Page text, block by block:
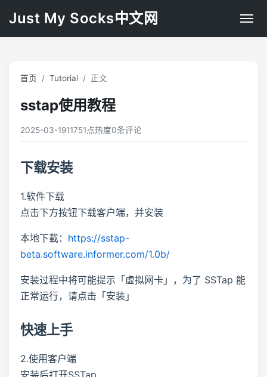
Just My Socks中文网
首页 Tutorial 正文
sstap使用教程
2025-03-1911751点热度0条评论
下载安装
1.软件下载
点击下方按钮下载客户端，并安装
本地下載： https://sstap-
beta.software.informer.com/1.0b/
安装过程中将可能提示「虚拟网卡」，为了 SSTap 能
正常运行，请点击「安装」
快速上手
2.使用客户端